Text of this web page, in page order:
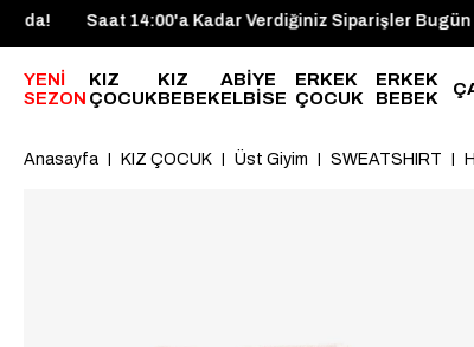
Kargoda! Saat 14:00'a Kadar Verdiğiniz
YENİ
SEZON
KIZ
ÇOCUK
KIZ
BEBEK
ABİYE
ELBİSE
ERKEK
ÇOCUK
ERKEK
BEBEK
Anasayfa KIZ ÇOCUK Üst Giyim SWEATSHIRT